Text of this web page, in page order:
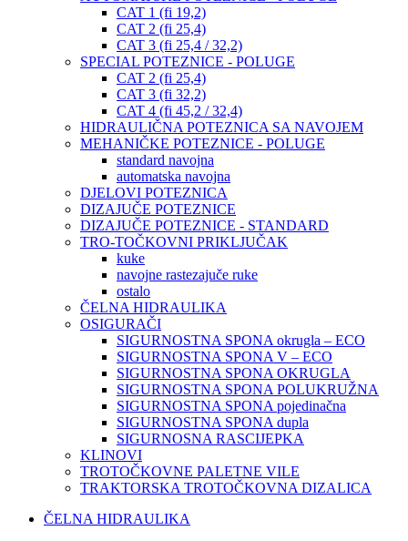
CAT 1 (fi 19,2)
CAT 2 (fi 25,4)
CAT 3 (fi 25,4 / 32,2)
SPECIAL POTEZNICE - POLUGE
CAT 2 (fi 25,4)
CAT 3 (fi 32,2)
CAT 4 (fi 45,2 / 32,4)
HIDRAULIČNA POTEZNICA SA NAVOJEM
MEHANIČKE POTEZNICE - POLUGE
standard navojna
automatska navojna
DJELOVI POTEZNICA
DIZAJUČE POTEZNICE
DIZAJUČE POTEZNICE - STANDARD
TRO-TOČKOVNI PRIKLJUČAK
kuke
navojne rastezajuče ruke
ostalo
ČELNA HIDRAULIKA
OSIGURAČI
SIGURNOSTNA SPONA okrugla – ECO
SIGURNOSTNA SPONA V – ECO
SIGURNOSTNA SPONA OKRUGLA
SIGURNOSTNA SPONA POLUKRUŽNA
SIGURNOSTNA SPONA pojedinačna
SIGURNOSTNA SPONA dupla
SIGURNOSNA RASCIJEPKA
KLINOVI
TROTOČKOVNE PALETNE VILE
TRAKTORSKA TROTOČKOVNA DIZALICA
ČELNA HIDRAULIKA